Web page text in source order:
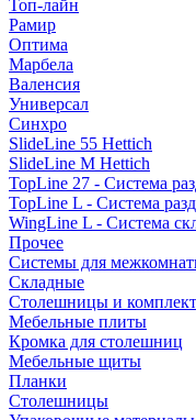
Топ-лайн
Рамир
Оптима
Марбела
Валенсия
Универсал
Синхро
SlideLine 55 Hettich
SlideLine M Hettich
TopLine 27 - Система
TopLine L - Система
WingLine L - Система
Прочее
Системы для
Складные
Столешницы и
Мебельные плиты
Кромка для столешниц
Мебельные щиты
Планки
Столешницы